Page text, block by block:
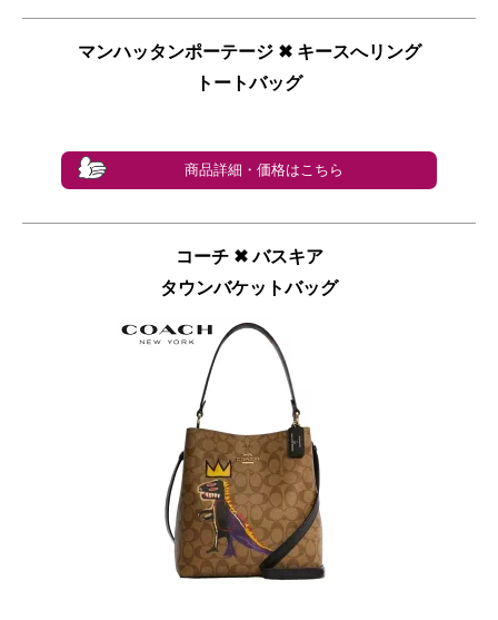
マンハッタンポーテージ ✖︎ キースへリング
トートバッグ
商品詳細・価格はこちら
コーチ ✖︎ バスキア
タウンバケットバッグ